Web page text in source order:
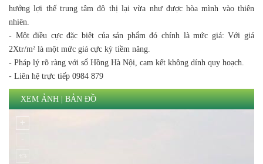
hưởng lợi thế trung tâm đô thị lại vừa như được hòa mình vào thiên
nhiên.
- Một điều cực đặc biệt của sản phẩm đó chính là mức giá: Với giá
2Xtr/m² là một mức giá cực kỳ tiềm năng.
- Pháp lý rõ ràng với sổ Hồng Hà Nội, cam kết không dính quy hoạch.
- Liên hệ trực tiếp 0984 879
XEM ẢNH|BẢN ĐỒ